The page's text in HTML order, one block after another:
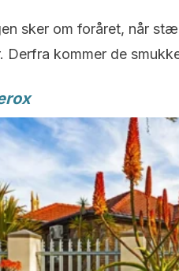
sker om foråret, når
Derfra kommer de